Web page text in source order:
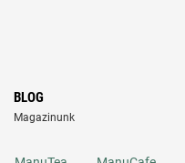
BLOG
Magazinunk